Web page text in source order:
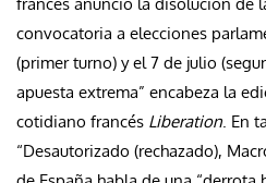
francés anunció la disolución de
convocatoria a elecciones
(primer turno) y el 7 de julio
apuesta extrema” encabeza la
cotidiano francés Liberation. En
“Desautorizado (rechazado),